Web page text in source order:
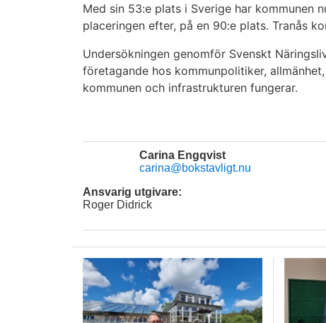
Med sin 53:e plats i Sverige har kommunen
placeringen efter, på en 90:e plats. Tranås
Undersökningen genomför Svenskt
företagande hos kommunpolitiker,
kommunen och infrastrukturen fungerar.
Carina Engqvist
carina@bokstavligt.nu
Ansvarig utgivare:
Roger Didrick